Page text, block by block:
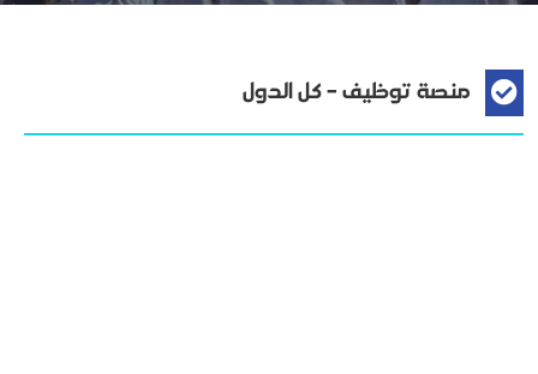
منصة توظيف - كل الدول